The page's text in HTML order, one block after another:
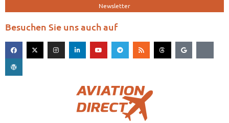
Newsletter
Besuchen Sie uns auch auf